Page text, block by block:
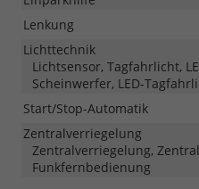
Lenkung
Lichttechnik
Lichtsensor, Tagfahrlicht,
Scheinwerfer, LED-
Start/Stop-Automatik
Zentralverriegelung
Zentralverriegelung,
Funkfernbedienung